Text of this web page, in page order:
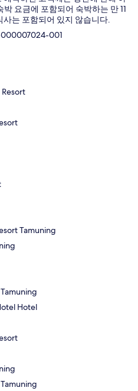
요금에 포함되어 숙박하는 만 11
는 포함되어 있지 않습니다.
000007024-001
Tamuning
Hotel